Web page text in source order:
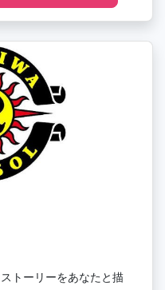
トーリーをあなたと描